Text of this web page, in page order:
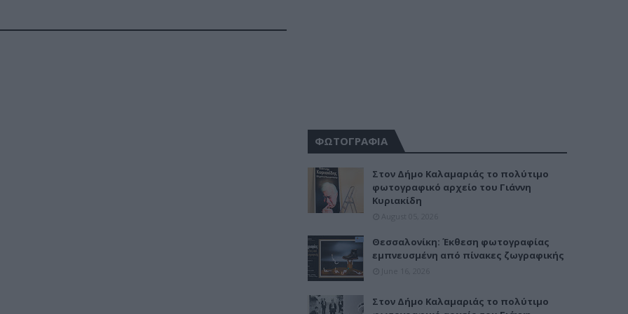
ΦΩΤΟΓΡΑΦΙΑ
Στον Δήμο Καλαμαριάς το πολύτιμο
φωτογραφικό αρχείο του Γιάννη
Κυριακίδη
Θεσσαλονίκη: Έκθεση φωτογραφίας
εμπνευσμένη από πίνακες ζωγραφικής
Στον Δήμο Καλαμαριάς το πολύτιμο